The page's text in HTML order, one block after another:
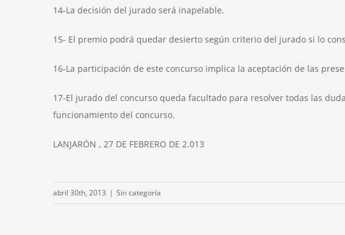
14-La decisión del jurado será inapelable.
15- El premio podrá quedar desierto según criterio del jurado si lo
16-La participación de este concurso implica la aceptación de las
17-El jurado del concurso queda facultado para resolver todas las
funcionamiento del concurso.
LANJARÓN , 27 DE FEBRERO DE 2.013
abril 30th, 2013 | Sin categoría